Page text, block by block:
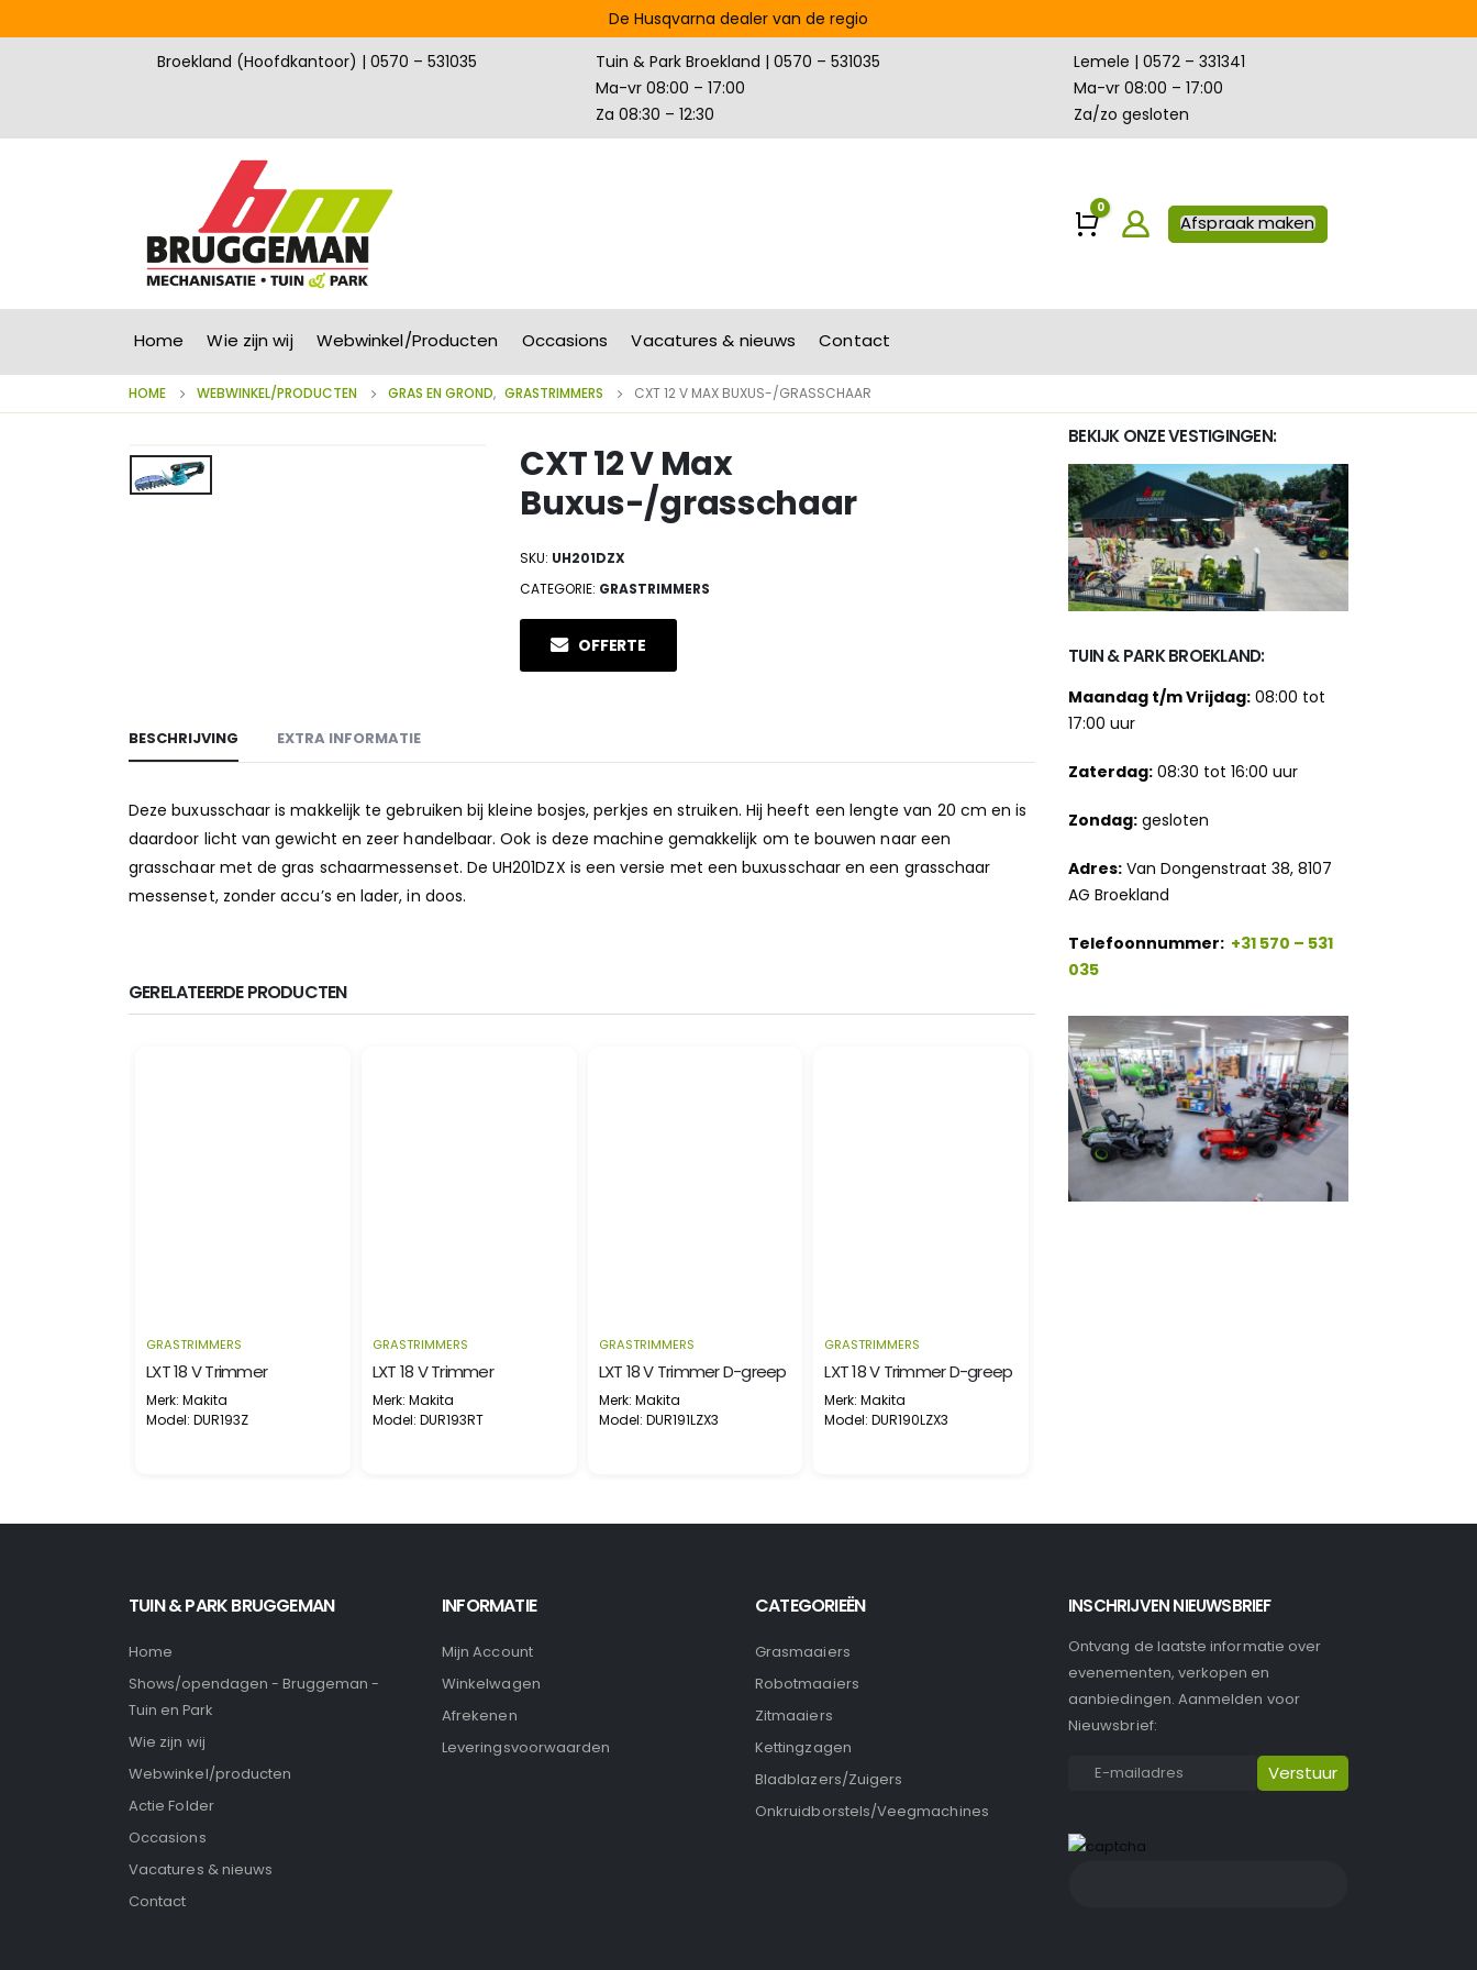
De Husqvarna dealer van de regio
Broekland (Hoofdkantoor) | 0570 – 531035
Tuin & Park Broekland | 0570 – 531035
Ma-vr 08:00 – 17:00
Za 08:30 – 12:30
Lemele | 0572 – 331341
Ma-vr 08:00 – 17:00
Za/zo gesloten
Winkelwagen
0
Afspraak maken
Home Wie zijn wij Webwinkel/Producten Occasions Vacatures & nieuws Contact
HOME WEBWINKEL/PRODUCTEN GRAS EN GROND, GRASTRIMMERS CXT 12 V MAX BUXUS-/GRASSCHAAR
CXT 12 V Max
Buxus-/grasschaar
SKU: UH201DZX
CATEGORIE: GRASTRIMMERS
OFFERTE
BESCHRIJVING EXTRA INFORMATIE
Deze buxusschaar is makkelijk te gebruiken bij kleine bosjes, perkjes en struiken. Hij heeft een lengte van 20 cm en is
daardoor licht van gewicht en zeer handelbaar. Ook is deze machine gemakkelijk om te bouwen naar een
grasschaar met de gras schaarmessenset. De UH201DZX is een versie met een buxusschaar en een grasschaar
messenset, zonder accu’s en lader, in doos.
GERELATEERDE PRODUCTEN
GRASTRIMMERS
LXT 18 V Trimmer
Merk: Makita
Model: DUR193Z
GRASTRIMMERS
LXT 18 V Trimmer
Merk: Makita
Model: DUR193RT
GRASTRIMMERS
LXT 18 V Trimmer D-greep
Merk: Makita
Model: DUR191LZX3
GRASTRIMMERS
LXT 18 V Trimmer D-greep
Merk: Makita
Model: DUR190LZX3
BEKIJK ONZE VESTIGINGEN:
TUIN & PARK BROEKLAND:
Maandag t/m Vrijdag: 08:00 tot
17:00 uur
Zaterdag: 08:30 tot 16:00 uur
Zondag: gesloten
Adres: Van Dongenstraat 38, 8107
AG Broekland
Telefoonnummer: +31 570 – 531
035
TUIN & PARK BRUGGEMAN
Home
Shows/opendagen - Bruggeman -
Tuin en Park
Wie zijn wij
Webwinkel/producten
Actie Folder
Occasions
Vacatures & nieuws
Contact
INFORMATIE
Mijn Account
Winkelwagen
Afrekenen
Leveringsvoorwaarden
CATEGORIEËN
Grasmaaiers
Robotmaaiers
Zitmaaiers
Kettingzagen
Bladblazers/Zuigers
Onkruidborstels/Veegmachines
INSCHRIJVEN NIEUWSBRIEF
Ontvang de laatste informatie over
evenementen, verkopen en
aanbiedingen. Aanmelden voor
Nieuwsbrief: